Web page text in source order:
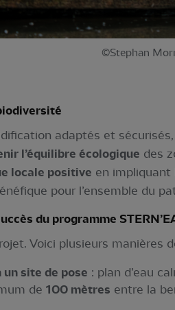
©Stephan
adaptés et
l’équilibre écologique des
locale positive en impliquant
pour l’ensemble du
du programme
Voici plusieurs manières
site de pose : plan d’eau
de 100 mètres entre la